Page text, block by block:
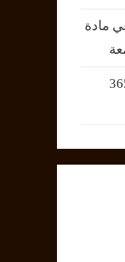
مادة
تفعيل أوفيس 365